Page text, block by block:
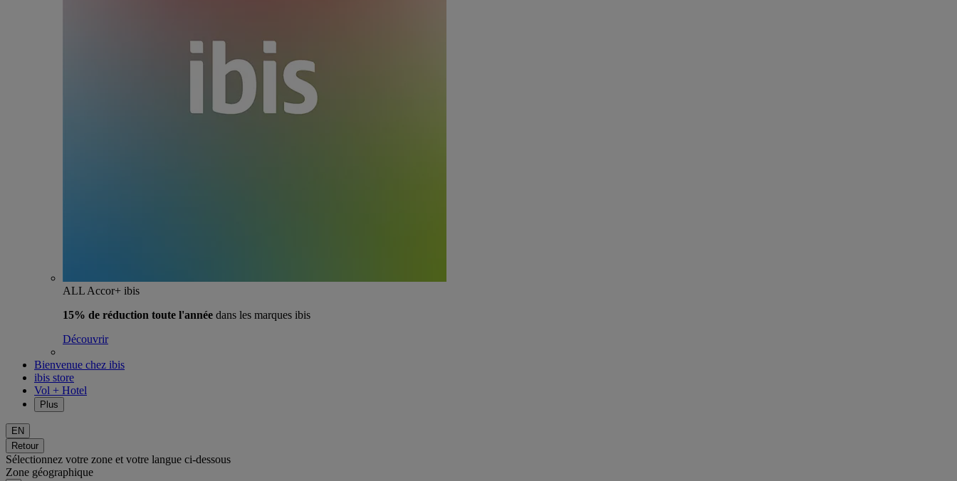
ALL Accor+ ibis
15% de réduction toute l'année dans les marques ibis
Découvrir
Bienvenue chez ibis
ibis store
Vol + Hotel
Plus
EN
Retour
Sélectionnez votre zone et votre langue ci-dessous
Zone géographique